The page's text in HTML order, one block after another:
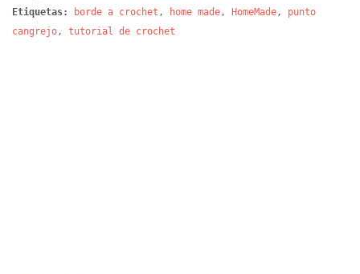
Etiquetas:
borde a crochet , home made, HomeMade, punto
cangrejo, tutorial de crochet